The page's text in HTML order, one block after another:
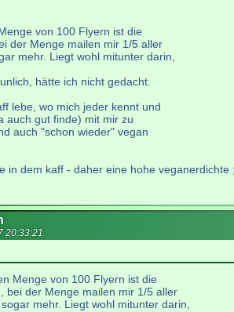
von 100 Flyern ist die
der Menge mailen mir 1/5 aller
mehr. Liegt wohl mitunter darin,
hätte ich nicht gedacht.
lebe, wo mich jeder kennt und
auch gut finde) mit mir zu
auch "schon wieder" vegan
in dem kaff - daher eine hohe veganerdichte
20:33:21
Menge von 100 Flyern ist die
bei der Menge mailen mir 1/5 aller
mehr. Liegt wohl mitunter darin,